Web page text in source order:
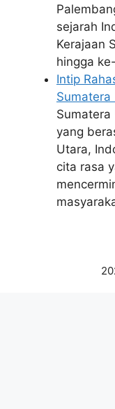
sejarah
Kerajaan
hingga
Intip
yang
Utara,
cita rasa